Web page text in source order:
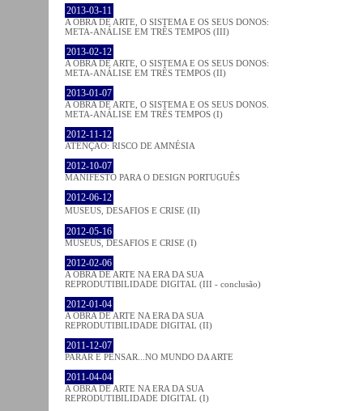
2013-03-11
A OBRA DE ARTE, O SISTEMA E OS SEUS DONOS:
META-ANÁLISE EM TRÊS TEMPOS (III)
2013-02-12
A OBRA DE ARTE, O SISTEMA E OS SEUS DONOS:
META-ANÁLISE EM TRÊS TEMPOS (II)
2013-01-07
A OBRA DE ARTE, O SISTEMA E OS SEUS DONOS.
META-ANÁLISE EM TRÊS TEMPOS (I)
2012-11-12
ATENÇÃO: RISCO DE AMNÉSIA
2012-10-07
MANIFESTO PARA O DESIGN PORTUGUÊS
2012-06-12
MUSEUS, DESAFIOS E CRISE (II)
2012-05-16
MUSEUS, DESAFIOS E CRISE (I)
2012-02-06
A OBRA DE ARTE NA ERA DA SUA
REPRODUTIBILIDADE DIGITAL (III - conclusão)
2012-01-04
A OBRA DE ARTE NA ERA DA SUA
REPRODUTIBILIDADE DIGITAL (II)
2011-12-07
PARAR E PENSAR...NO MUNDO DA ARTE
2011-04-04
A OBRA DE ARTE NA ERA DA SUA
REPRODUTIBILIDADE DIGITAL (I)